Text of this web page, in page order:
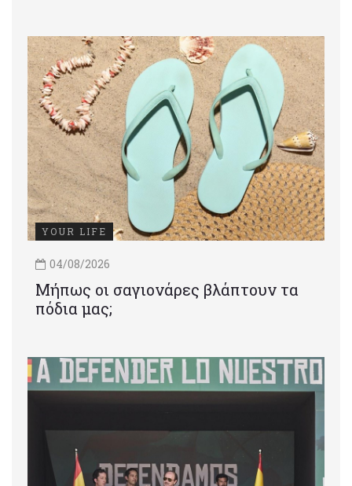
YOUR LIFE
04/08/2026
Μήπως οι σαγιονάρες βλάπτουν τα
πόδια μας;